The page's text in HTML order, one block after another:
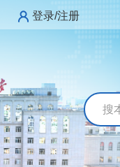
登录/注册
搜